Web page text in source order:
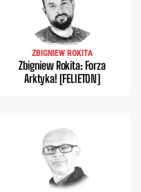
ZBIGNIEW ROKITA
Zbigniew Rokita: Forza
Arktyka! [FELIETON]